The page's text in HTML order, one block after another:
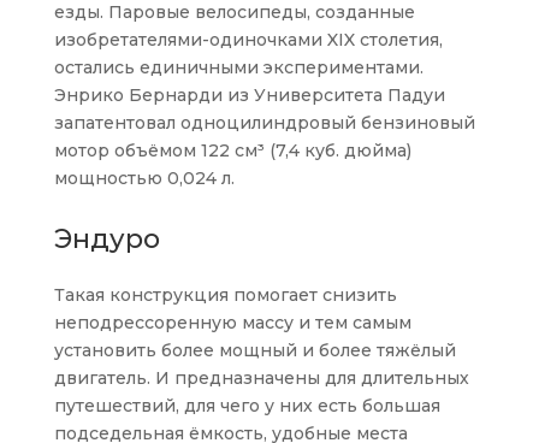
езды. Паровые велосипеды, созданные
изобретателями-одиночками XIX столетия,
остались единичными экспериментами.
Энрико Бернарди из Университета Падуи
запатентовал одноцилиндровый бензиновый
мотор объёмом 122 см³ (7,4 куб. дюйма)
мощностью 0,024 л.
Эндуро
Такая конструкция помогает снизить
неподрессоренную массу и тем самым
установить более мощный и более тяжёлый
двигатель. И предназначены для длительных
путешествий, для чего у них есть большая
подседельная ёмкость, удобные места